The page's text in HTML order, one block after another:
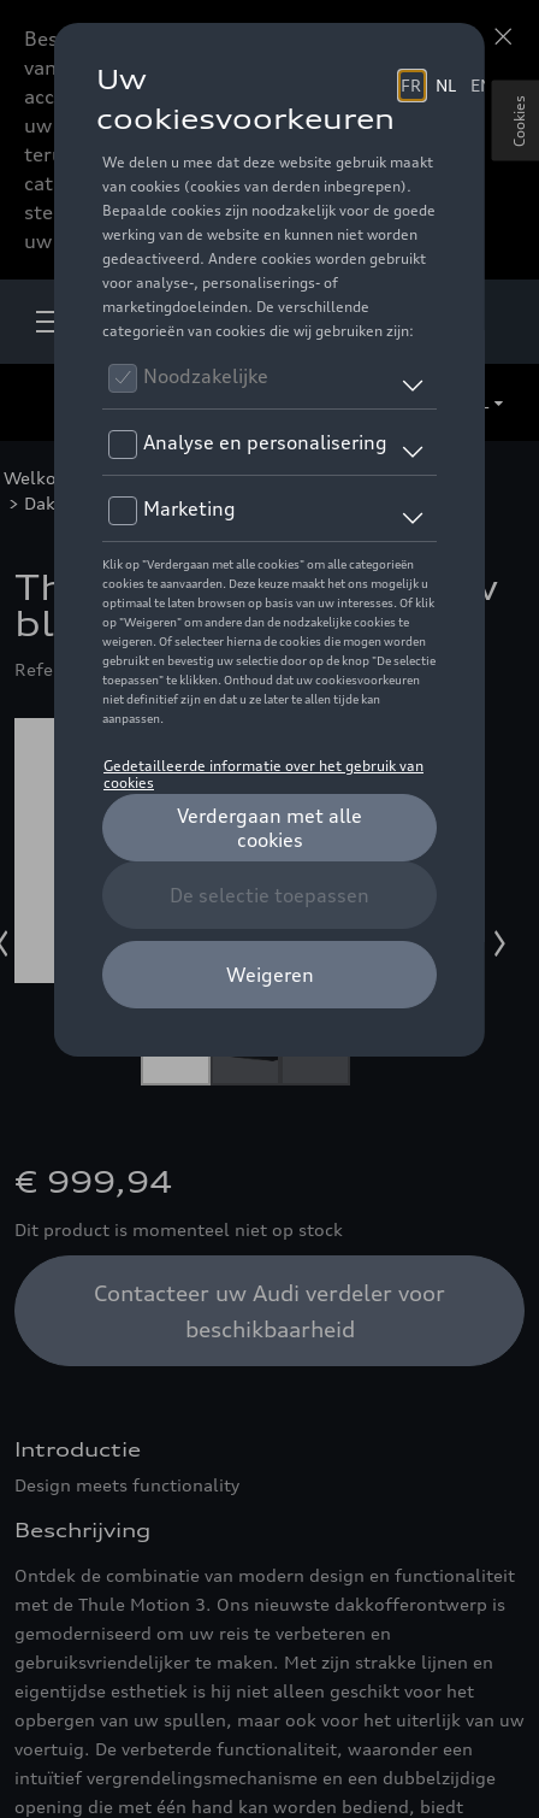
Beste accessoires-lovers,
vanaf nu kan u het hele
accessoire assortiment van
uw favoriete merk
terugvinden in de online
catalogus. Deze kunnen
steeds besteld worden via
uw verdeler.
Welkom Catalogus Audi >Transport
> Dakkoffers en bagagerekken
Thule Motion 3 XXL Low
black glossy
Referentie: THU639500
€ 999,94
Dit product is momenteel niet op stock
Contacteer uw Audi verdeler voor
beschikbaarheid
Introductie
Design meets functionality
Beschrijving
Ontdek de combinatie van modern design en functionaliteit
met de Thule Motion 3. Ons nieuwste dakkofferontwerp is
gemoderniseerd om uw reis te verbeteren en
gebruiksvriendelijker te maken. Met zijn strakke lijnen en
eigentijdse esthetiek is hij niet alleen geschikt voor het
opbergen van uw spullen, maar ook voor het uiterlijk van uw
voertuig. De verbeterde functionaliteit, waaronder een
intuïtief vergrendelingsmechanisme en een dubbelzijdige
opening die met één hand kan worden bediend, biedt
Cookies